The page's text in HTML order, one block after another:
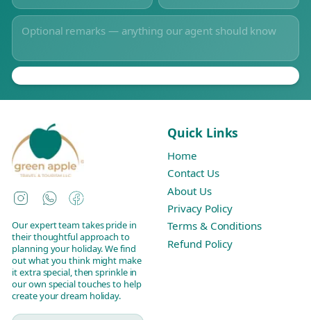
Instagram
WhatsAppFacebook
Our expert team takes pride in
their thoughtful approach to
planning your holiday. We find
out what you think might make
it extra special, then sprinkle in
our own special touches to help
create your dream holiday.
Quick Links
Home
Contact Us
About Us
Privacy Policy
Terms & Conditions
Refund Policy